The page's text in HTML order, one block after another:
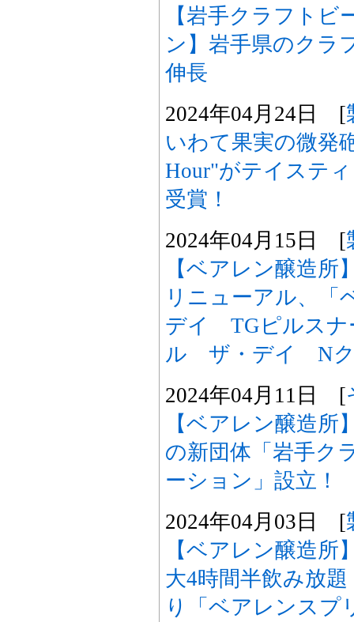
【岩手クラフト
ン】岩手県のクラ
伸長
2024年04月24日 [
いわて果実の微発
Hour"がテイステ
受賞！
2024年04月15日 [
【ベアレン醸造所
リニューアル、
デイ TGピルスナ
ル ザ・デイ Nク
2024年04月11日 [
【ベアレン醸造
の新団体「岩手ク
ーション」設立！
2024年04月03日 [
【ベアレン醸造
大4時間半飲み放
り「ベアレンスプ